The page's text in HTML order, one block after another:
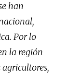
han
Por lo
la región